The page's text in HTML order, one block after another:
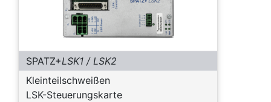
SPATZ+LSK1 / LSK2
Kleinteilschweißen
LSK-Steuerungskarte